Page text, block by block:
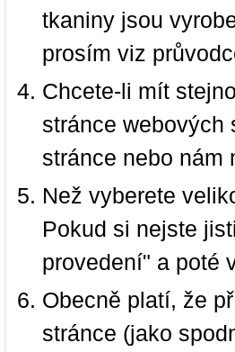
tkaniny jsou
prosím viz
Chcete-li mít
stránce webových
stránce nebo nám
Než vyberete
Pokud si nejste
provedení" a poté
Obecně platí, že
stránce (jako